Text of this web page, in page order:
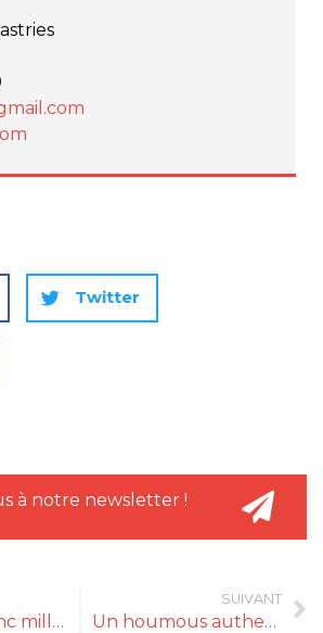
Twitter
à notre newsletter !
Un poivre blanc millésimé
SUIVANT
Un houmous authentique